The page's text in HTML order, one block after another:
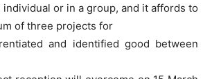
individual or in a group, and it affords to
of three projects for
and identified good between